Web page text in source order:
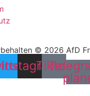
© 2026 AfD
Instagram
Tiktok